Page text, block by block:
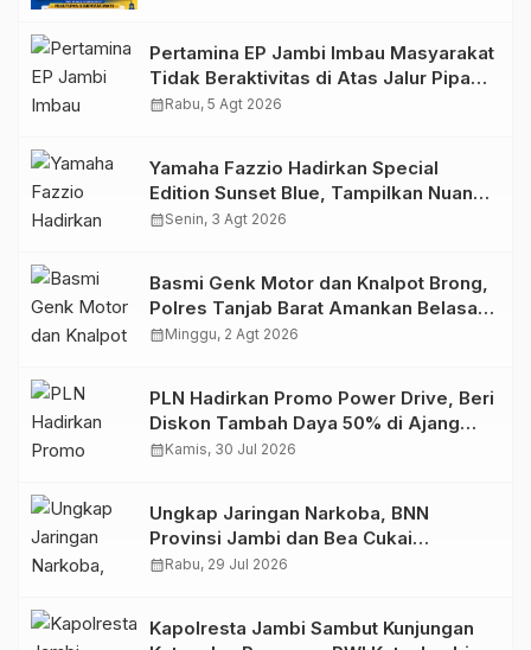
Pertamina EP Jambi Imbau Masyarakat
Tidak Beraktivitas di Atas Jalur Pipa
Migas Demi Keselamatan Bersama
calendar_monthRabu, 5 Agt 2026
Yamaha Fazzio Hadirkan Special
Edition Sunset Blue, Tampilkan Nuansa
Retro Summer yang Semakin Skena
calendar_monthSenin, 3 Agt 2026
Basmi Genk Motor dan Knalpot Brong,
Polres Tanjab Barat Amankan Belasan
Kendaraan
calendar_monthMinggu, 2 Agt 2026
PLN Hadirkan Promo Power Drive, Beri
Diskon Tambah Daya 50% di Ajang
GIIAS 2026
calendar_monthKamis, 30 Jul 2026
Ungkap Jaringan Narkoba, BNN
Provinsi Jambi dan Bea Cukai
Amankan Sembilan Pelaku beserta
calendar_monthRabu, 29 Jul 2026
Kapolresta Jambi Sambut Kunjungan